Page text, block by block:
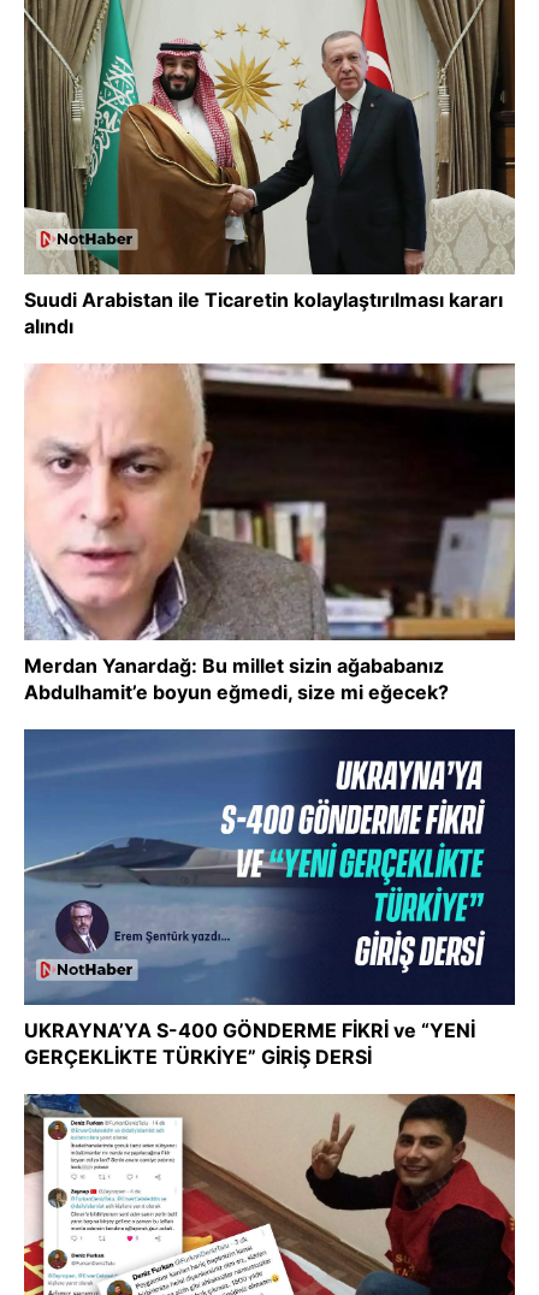
Suudi Arabistan ile Ticaretin kolaylaştırılması kararı
alındı
Merdan Yanardağ: Bu millet sizin ağababanız
Abdulhamit’e boyun eğmedi, size mi eğecek?
UKRAYNA’YA S-400 GÖNDERME FİKRİ ve “YENİ
GERÇEKLİKTE TÜRKİYE” GİRİŞ DERSİ